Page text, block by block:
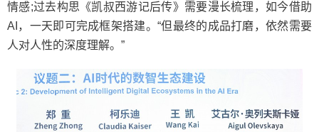
情感;过去构思《凯叔西游记后传》需要漫长梳理，如今借助
AI，一天即可完成框架搭建。“但最终的成品打磨，依然需要
人对人性的深度理解。”